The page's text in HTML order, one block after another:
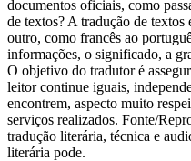
documentos oficiais, como
de textos? A tradução de
outro, como francês ao
informações, o significado, a
O objetivo do tradutor é
leitor continue iguais,
encontrem, aspecto muito
serviços realizados. Fonte/
tradução literária, técnica e
literária pode.